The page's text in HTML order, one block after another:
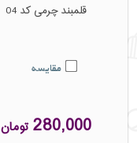
قلمبند چرمی کد 04
مقایسه
280,000 تومان